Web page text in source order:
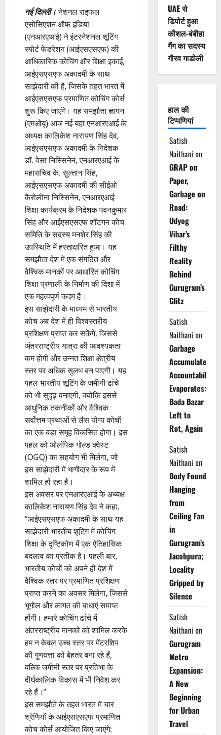
नई दिल्ली। नेशनल राइफल
एसोसिएशन ऑफ इंडिया
(एनआरएआई) ने इंटरनेशनल शूटिंग
स्पोर्ट फेडरेशन (आईएसएसएफ) की
आधिकारिक कोचिंग और शिक्षा इकाई,
आईएसएसएफ अकादमी के साथ
साझेदारी की है, जिसके तहत भारत में
आईएसएसएफ प्रमाणित कोचिंग कोर्स
शुरू किए जाएंगे। यह समझौता ज्ञापन
(एमओयू) आज नई यहां एनआरएआई के
अध्यक्ष कालिकेश नारायण सिंह देव,
आईएसएसएफ अकादमी के निदेशक
डॉ. वेसा निस्सिनेन, एनआरएआई के
महासचिव के. सुल्तान सिंह,
आईएसएसएफ अकादमी की सीईओ
कैरोलीना निस्सिनेन, एनआरएआई
शिक्षा कार्यक्रम के निदेशक पवनकुमार
सिंह और आईएसएसएफ शॉटगन कोच
समिति के सदस्य मनशेर सिंह की
उपस्थिति में हस्ताक्षरित हुआ। यह
समझौता देश में एक संगठित और
वैश्विक मानकों पर आधारित कोचिंग
शिक्षा प्रणाली के निर्माण की दिशा में
एक महत्वपूर्ण कदम है।
इस साझेदारी के माध्यम से भारतीय
कोच अब देश में ही विश्वस्तरीय
प्रशिक्षण प्राप्त कर सकेंगे, जिससे
अंतरराष्ट्रीय यात्रा की आवश्यकता
कम होगी और उन्नत शिक्षा क्षेत्रीय
स्तर पर अधिक सुलभ बन पाएगी। यह
पहल भारतीय शूटिंग के जमीनी ढांचे
को भी सुदृढ़ बनाएगी, क्योंकि इससे
आधुनिक तकनीकों और वैश्विक
सर्वोत्तम प्रथाओं से लैस योग्य कोचों
का एक बड़ा समूह विकसित होगा। इस
पहल को ओलंपिक गोल्ड क्वेस्ट
(OGQ) का सहयोग भी मिलेगा, जो
इस साझेदारी में भागीदार के रूप में
शामिल हो रहा है।
इस अवसर पर एनआरएआई के अध्यक्ष
कालिकेश नारायण सिंह देव ने कहा,
“आईएसएसएफ अकादमी के साथ यह
साझेदारी भारतीय शूटिंग में कोचिंग
शिक्षा के दृष्टिकोण में एक ऐतिहासिक
बदलाव का प्रतीक है। पहली बार,
भारतीय कोचों को अपने ही देश में
वैश्विक स्तर पर प्रमाणित प्रशिक्षण
प्राप्त करने का अवसर मिलेगा, जिससे
भूगोल और लागत की बाधाएं समाप्त
होंगी। हमारे कोचिंग ढांचे में
अंतरराष्ट्रीय मानकों को शामिल करके
हम न केवल उच्च स्तर पर मेंटरशिप
की गुणवत्ता को बेहतर बना रहे हैं,
बल्कि जमीनी स्तर पर प्रतिभा के
दीर्घकालिक विकास में भी निवेश कर
रहे हैं।”
इस समझौते के तहत भारत में चार
श्रेणियों के आईएसएसएफ प्रमाणित
कोच कोर्स आयोजित किए जाएंगे:
UAE से
डिपोर्ट हुआ
कौशल-बंबीहा
गैंग का सदस्य
गौरव गाडोली
हाल की
टिप्पणियां
Satish
Naithani on
GRAP on
Paper,
Garbage on
Road:
Udyog
Vihar’s
Filthy
Reality
Behind
Gurugram’s
Glitz
Satish
Naithani on
Garbage
Accumulates,
Accountability
Evaporates:
Bada Bazar
Left to
Rot, Again
Satish
Naithani on
Body Found
Hanging
from
Ceiling Fan
in
Gurugram’s
Jacobpura;
Locality
Gripped by
Silence
Satish
Naithani on
Gurugram
Metro
Expansion:
A New
Beginning
for Urban
Travel